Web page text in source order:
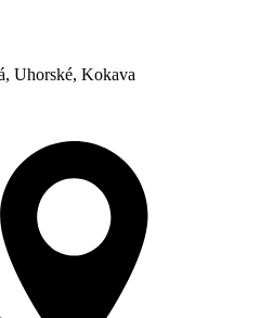
Uhorské, Kokava